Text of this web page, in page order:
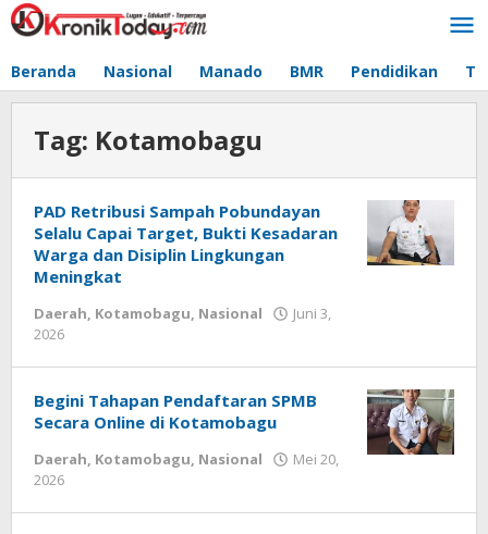
Lewati
ke
Beranda Nasional Manado BMR Pendidikan
Tag: Kotamobagu
PAD Retribusi Sampah Pobundayan
Selalu Capai Target, Bukti Kesadaran
Warga dan Disiplin Lingkungan
Meningkat
Daerah, Kotamobagu, Nasional
Juni 3,
2026
Begini Tahapan Pendaftaran SPMB
Secara Online di Kotamobagu
Daerah, Kotamobagu, Nasional
Mei 20,
2026